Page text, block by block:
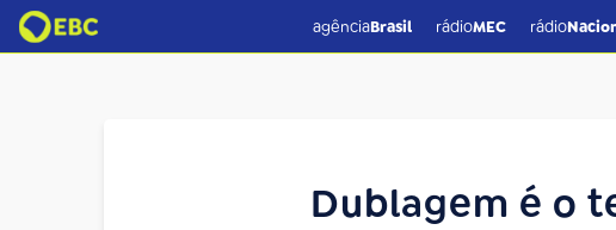
agênciaBrasil rádioMEC rádio
Dublagem é o